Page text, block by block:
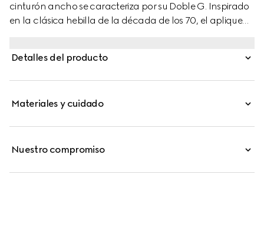
cinturón ancho se caracteriza por su Doble G. Inspirado
en la clásica hebilla de la década de los 70, el aplique
atemporalidad.
Detalles del producto
Materiales y cuidado
Nuestro compromiso